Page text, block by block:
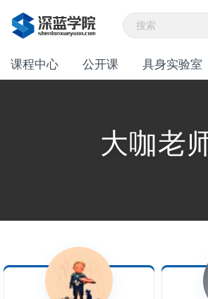
课程中心 公开课 具身实验室
大咖老